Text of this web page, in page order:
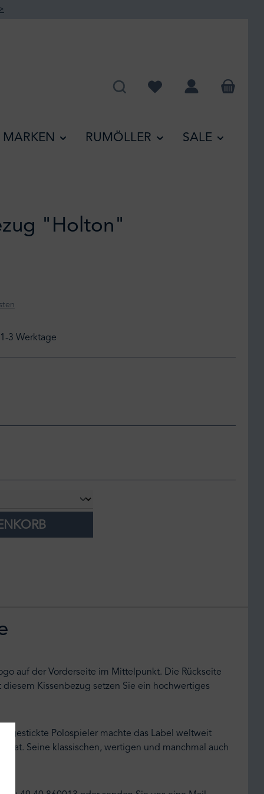
Du hast 0 Produkte auf
MARKEN RUMÖLLER SALE
"Holton"
3 Werktage
auf der Vorderseite im Mittelpunkt. Die Rückseite
Kissenbezug setzen Sie ein hochwertiges
Polospieler machte das Label weltweit
hat. Seine klassischen, wertigen und manchmal auch